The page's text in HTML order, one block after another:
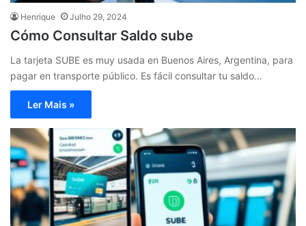
Henrique Julho 29, 2024
Cómo Consultar Saldo sube
La tarjeta SUBE es muy usada en Buenos Aires, Argentina, para
pagar en transporte público. Es fácil consultar tu saldo…
Ler Mais »